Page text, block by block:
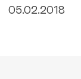
05.02.2018